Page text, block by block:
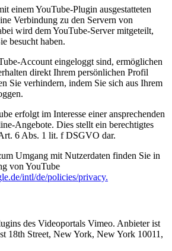
einem YouTube-Plugin ausgestatteten
Verbindung zu den Servern von
wird dem YouTube-Server mitgeteilt,
besucht haben.
Account eingeloggt sind, ermöglichen
direkt Ihrem persönlichen Profil
Sie verhindern, indem Sie sich aus Ihrem
erfolgt im Interesse einer ansprechenden
Angebote. Dies stellt ein berechtigtes
6 Abs. 1 lit. f DSGVO dar.
Umgang mit Nutzerdaten finden Sie in
von YouTube
intl/de/policies/privacy.
des Videoportals Vimeo. Anbieter ist
18th Street, New York, New York 10011,